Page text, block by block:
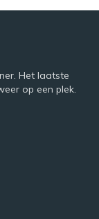
Het laatste
op een plek.